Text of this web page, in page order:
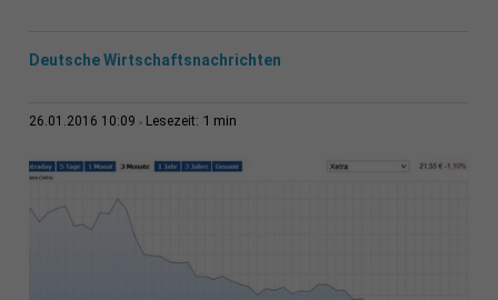
Deutsche Wirtschaftsnachrichten
26.01.2016 10:09 Lesezeit: 1 min